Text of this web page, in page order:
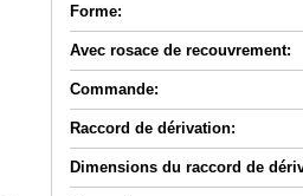
Forme:
Avec rosace de recouvrement:
Commande:
Raccord de dérivation:
Dimensions du raccord de